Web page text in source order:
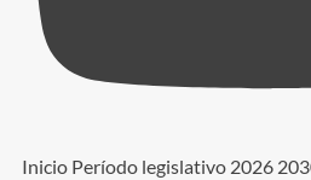
Inicio Período legislativo 2026